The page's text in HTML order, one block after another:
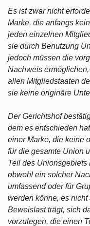
Es ist zwar nicht
Marke, die anfangs
jeden einzelnen
sie durch Benutzung
jedoch müssen die
Nachweis
allen Mitgliedstaaten
sie keine originäre
Der Gerichtshof
dem es entschieden
einer Marke, die keine
für die gesamte Union
Teil des Unionsgebiets
obwohl ein solcher
umfassend oder für
werden könne, es
Beweislast trägt, sich
vorzulegen, die einen